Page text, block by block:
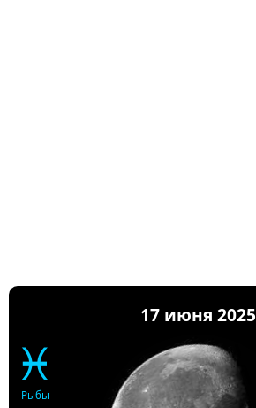
17 июня 2025
♓
Рыбы